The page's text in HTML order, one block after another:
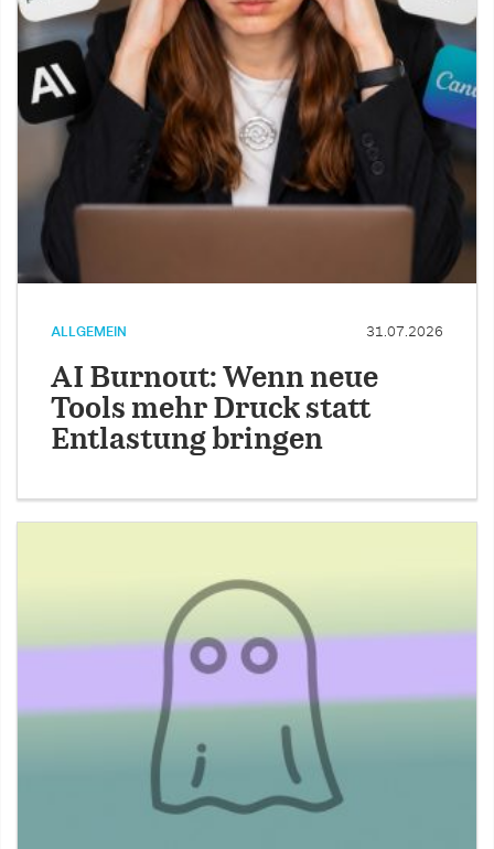
ALLGEMEIN 31.07.2026
AI Burnout: Wenn neue
Tools mehr Druck statt
Entlastung bringen